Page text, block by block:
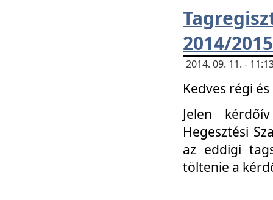
2014/
2014. 09. 11. -
Kedves régi
Jelen
Hegesztési
az eddigi
töltenie a